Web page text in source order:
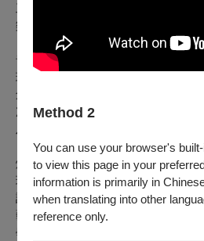
Method 2
You can use your browser's
to view this page in your
information is primarily in
when translating into other
reference only.
工作室╳黑白文化《陰間條例冥戰篇
樂劇《焢肉遇見你》等。
音樂總監／陳建騏
現為人力飛行劇團、何樂音樂音樂
創辦人，音樂創作跨足劇場、電影
次入圍並榮獲金鐘獎音效獎，金曲
燈光設計／鄧振威
現任國立臺灣大學戲劇學系專任講
設計學系兼任講師及TATT臺灣技
藝術大學劇場設計系學士，美國德
學系燈光碩士 。